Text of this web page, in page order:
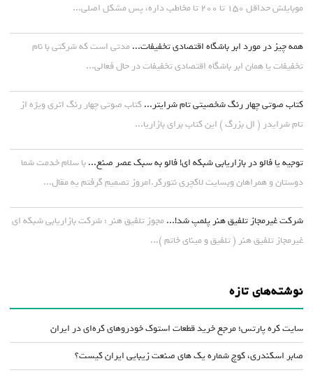
موبایلش حداقل ۱۵۰ تا ۲۰۰ تا مخاطب داره، پس مشکل اصلی...
همه چیز در مورد ابر باشگاه اقتصادی تخفیفات... مدتی است که شرکتی با نام
تخفیفات یا همان ابر باشگاه اقتصادی تخفیفات در حال فعالی...
کتاب صوتی چهار رنگ شخصیتی تام شرایتر... کتاب صوتی چهار رنگ اثری ویژه از
تام شرایدر ( ال بزرگ ) این کتاب برای بازاریا...
توجیه یا فالو در بازاریابی شبکه ای! فالو به سبک عصر صنع... با سلام خدمت شما
دوستان و همراهان وبسایت لاکچری نتورکر.امروز تصمیم گرفتم یه مقال...
شرکت غیرمجاز تلفیق هنر پلمپ شد!... مجوز تلفیق هنر : شرکت بازاریابی شبکه ای
غیرمجاز تلفیق هنر ( تلفیق و مینای خاتم )...
نوشته‌های تازه
سایت کره پارتس؛ مرجع خرید قطعات استوک خودروهای کره‌ای در ایران
صابر اسکندری، کوچ شماره یک های صنعت زیبایی ایران کیست؟